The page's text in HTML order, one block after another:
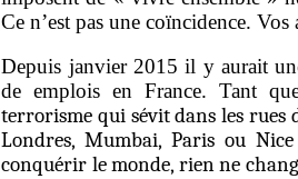
Ce n’est pas une coïncidence.
Depuis janvier 2015 il y aurait
de emplois en France. Tant
terrorisme qui sévit dans les rues
Londres, Mumbai, Paris ou
conquérir le monde, rien ne